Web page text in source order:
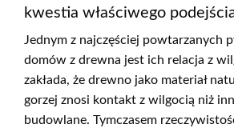
kwestia właściwego
Jednym z najczęściej powtarzanych
domów z drewna jest ich relacja z
zakłada, że drewno jako materiał
gorzej znosi kontakt z wilgocią niż
budowlane. Tymczasem